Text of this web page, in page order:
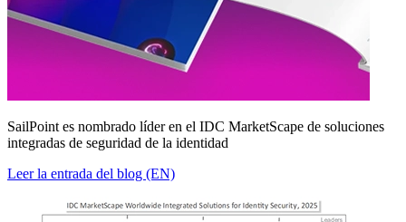
SailPoint es nombrado líder en el IDC MarketScape de soluciones
integradas de seguridad de la identidad
Leer la entrada del blog (EN)